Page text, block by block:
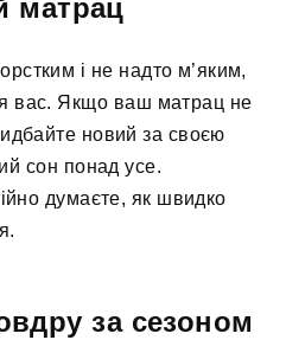
матрац
і не надто м’яким,
вас. Якщо ваш матрац не
новий за своєю
сон понад усе.
думаєте, як швидко
за сезоном